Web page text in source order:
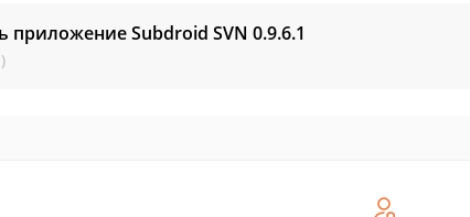
приложение Subdroid SVN 0.9.6.1